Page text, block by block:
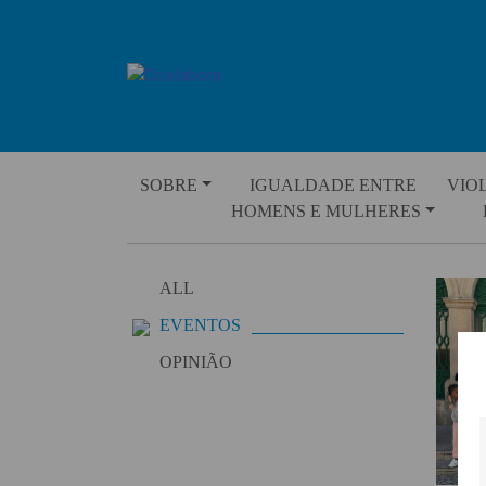
SOBRE
IGUALDADE ENTRE
HOMENS E MULHERES
ALL
EVENTOS
OPINIÃO